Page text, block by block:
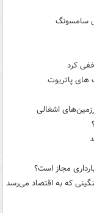
سامسونگ
کرد
های پاتریوت
اشغالی
مجاز است؟
که به اقتصاد می‌رسد